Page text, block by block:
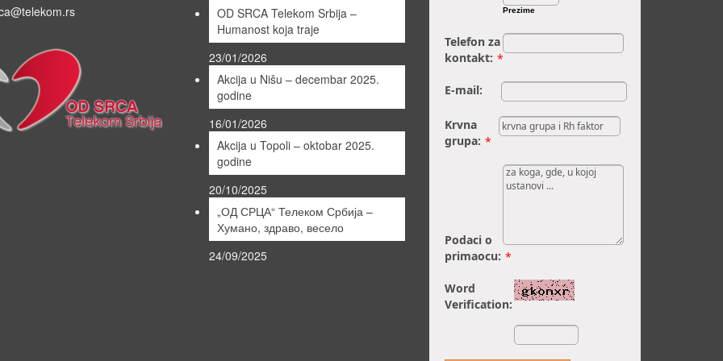
OD SRCA Telekom Srbija –
Humanost koja traje
23/01/2026
Akcija u Nišu – decembar 2025.
godine
16/01/2026
Akcija u Topoli – oktobar 2025.
godine
20/10/2025
„ОД СРЦА“ Телеком Србија –
Хумано, здраво, весело
24/09/2025
Prezime
Telefon za
kontakt: *
E-mail:
Krvna
grupa: *
Podaci o
primaocu: *
Word
Verification: